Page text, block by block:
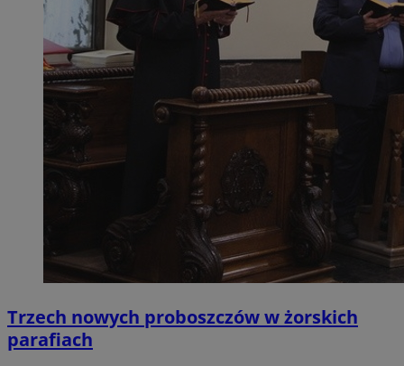
Trzech nowych proboszczów w żorskich
parafiach